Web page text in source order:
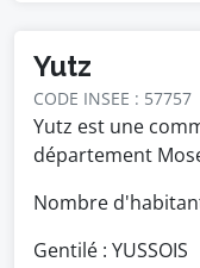
Yutz
CODE INSEE : 57757
Yutz est une
département
Nombre
Gentilé : YUSSOIS